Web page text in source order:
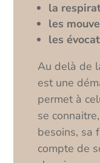
la
les
les
Au delà de
est une
permet à
se
besoins, sa
compte de